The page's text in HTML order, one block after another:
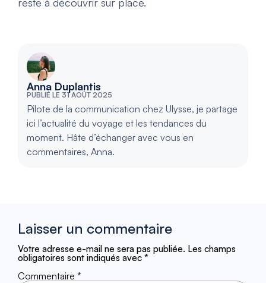
Anna Duplantis
PUBLIÉ LE 31 AOÛT 2025
Pilote de la communication chez Ulysse, je partage
ici l’actualité du voyage et les tendances du
moment. Hâte d’échanger avec vous en
commentaires, Anna.
Laisser un commentaire
Votre adresse e-mail ne sera pas publiée. Les champs
obligatoires sont indiqués avec *
Commentaire *